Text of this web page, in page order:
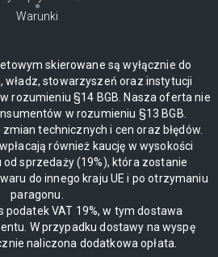
Warunki
skierowane są wyłącznie do
władz, stowarzyszeń oraz instytucji
rozumieniu §14 BGB. Nasza oferta nie
w rozumieniu §13 BGB.
technicznych i cen oraz błędów.
również kaucję w wysokości
sprzedaży (19%), która zostanie
do innego kraju UE i po otrzymaniu
paragonu.
podatek VAT 19%, w tym dostawa
W przypadku dostawy na wyspę
naliczona dodatkowa opłata.